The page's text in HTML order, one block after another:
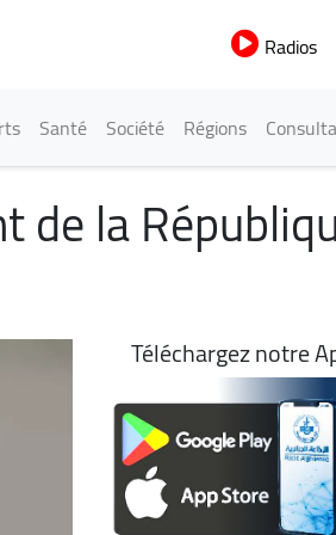
Radios
Santé Société Régions
de la
Téléchargez notre